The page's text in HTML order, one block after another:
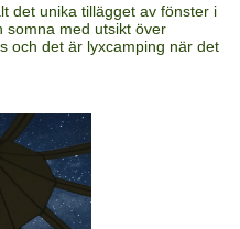
det unika tillägget av fönster i
somna med utsikt över
och det är lyxcamping när det